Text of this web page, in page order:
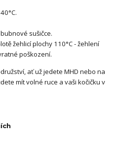
sušičce.
žehlicí plochy 110°C - žehlení
poškození.
ať už jedete MHD nebo na
mít volné ruce a vaši kočičku v